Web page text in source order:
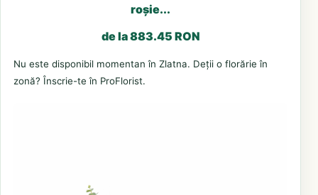
roșie...
de la 883.45 RON
Nu este disponibil momentan în Zlatna. Deții o florărie în
zonă? Înscrie-te în ProFlorist.